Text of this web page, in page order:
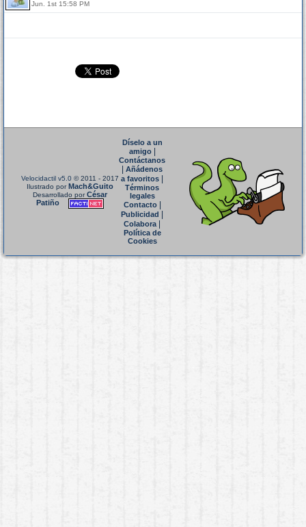
Jun. 1st 15:58 PM
Velocidactil v5.0 © 2011 - 2017
Ilustrado porMach&Guito
Desarrollado porCésar
Patiño
Díselo a un
amigo|
Contáctanos
Añádenos
a favoritos
Términos
legales
Contacto|
Publicidad
Colabora|
Política de
Cookies